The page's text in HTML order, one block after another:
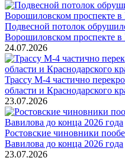
Подвесной потолок
Ворошиловском проспекте в
24.07.2026
Трассу М-4 частично
области и Краснодарского
23.07.2026
Ростовские чиновники
Вавилова до конца 2026 года
23.07.2026